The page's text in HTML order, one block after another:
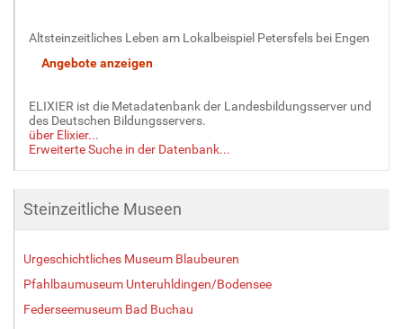
n
ö
ß
…
Altsteinzeitliches Leben am Lokalbeispiel Petersfels bei Engen
ELIXIER ist die Metadatenbank der Landesbildungsserver und
des Deutschen Bildungsservers.
über Elixier...
Erweiterte Suche in der Datenbank...
Steinzeitliche Museen
Urgeschichtliches Museum Blaubeuren
Pfahlbaumuseum Unteruhldingen/Bodensee
Federseemuseum Bad Buchau